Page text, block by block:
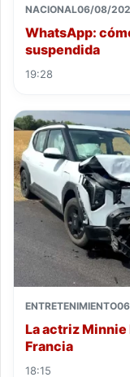
NACIONAL06/08/
WhatsApp:
suspendida
19:28
ENTRETENIMIENTO
La actriz
Francia
18:15